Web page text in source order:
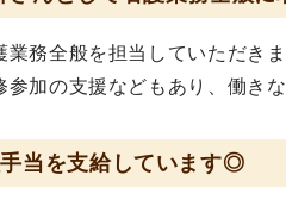
務全般を担当していただき
加の支援などもあり、働き
当を支給しています◎